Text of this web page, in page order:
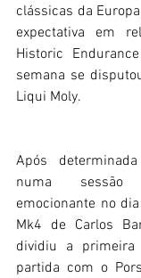
clássicas da
expectativa em
Historic
semana se
Liqui Moly.
Após
numa sessão
emocionante no
Mk4 de Carlos
dividiu a
partida com o